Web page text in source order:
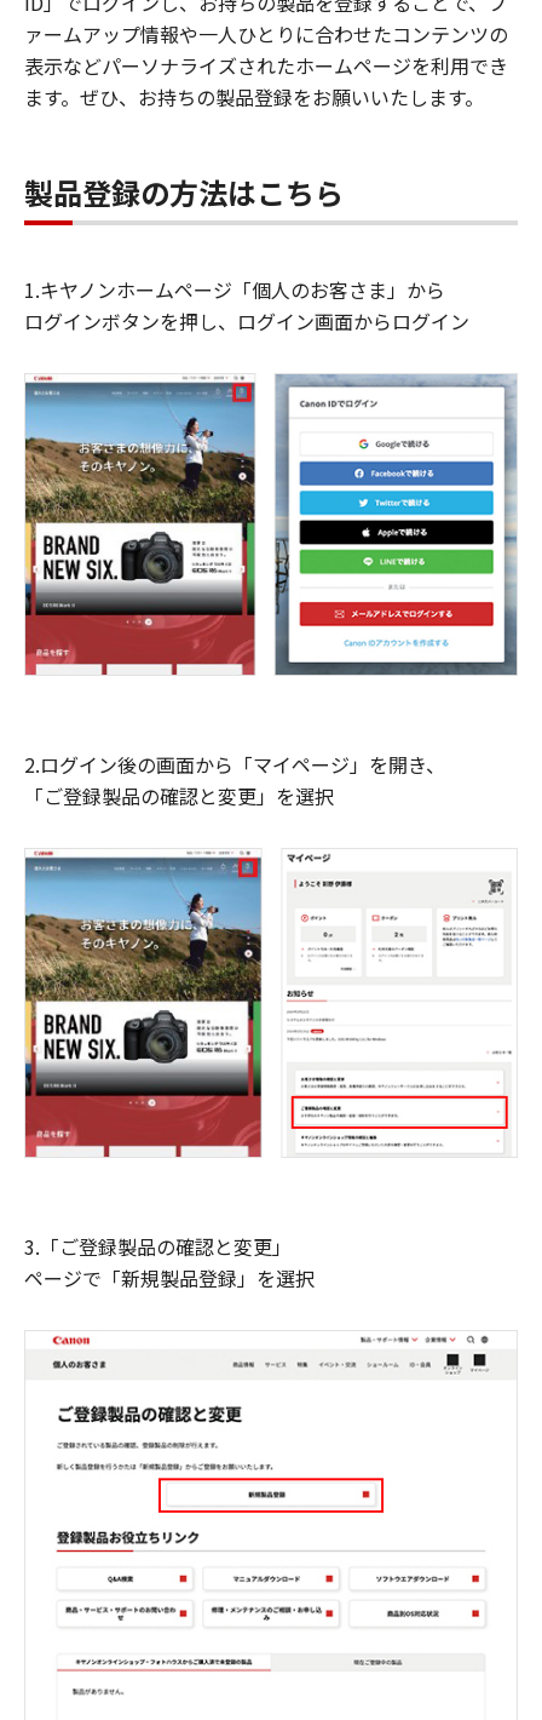
ァームアップ情報や一人ひとりに合わせたコンテンツの
表示などパーソナライズされたホームページを利用でき
ます。ぜひ、お持ちの製品登録をお願いいたします。
製品登録の方法はこちら
1.キヤノンホームページ「個人のお客さま」から
ログインボタンを押し、ログイン画面からログイン
2.ログイン後の画面から「マイページ」を開き、
「ご登録製品の確認と変更」を選択
3.「ご登録製品の確認と変更」
ページで「新規製品登録」を選択